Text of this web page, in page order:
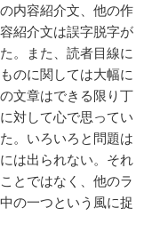
内容紹介文、他の作
紹介文は誤字脱字が
。また、読者目線に
のに関しては大幅に
文章はできる限り丁
対して心で思ってい
。いろいろと問題は
は出られない。それ
とではなく、他のラ
の一つという風に捉